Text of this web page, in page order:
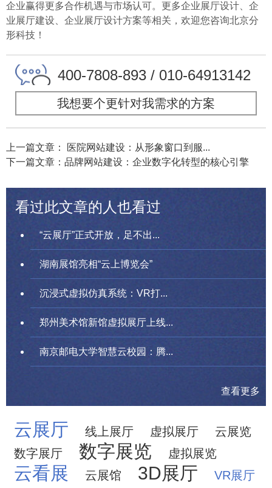
企业赢得更多合作机遇与市场认可。更多企业展厅设计、企
业展厅建设、企业展厅设计方案等相关，欢迎您咨询北京分
形科技！
400-7808-893 / 010-64913142
我想要个更针对我需求的方案
上一篇文章： 医院网站建设：从形象窗口到服...
下一篇文章：品牌网站建设：企业数字化转型的核心引擎
看过此文章的人也看过
“云展厅”正式开放，足不出...
湖南展馆亮相“云上博览会”
沉浸式虚拟仿真系统：VR打...
郑州美术馆新馆虚拟展厅上线...
南京邮电大学智慧云校园：腾...
查看更多
云展厅 线上展厅 虚拟展厅
云展览
数字展厅
数字展览 虚拟展览
云看展 云展馆 3D展厅 VR展厅